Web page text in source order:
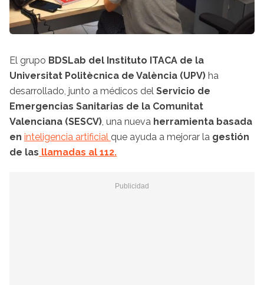
El grupo BDSLab del Instituto ITACA de la
Universitat Politècnica de València (UPV) ha
desarrollado, junto a médicos del Servicio de
Emergencias Sanitarias de la Comunitat
Valenciana (SESCV), una nueva herramienta basada
en inteligencia artificial que ayuda a mejorar la gestión
de las llamadas al 112.